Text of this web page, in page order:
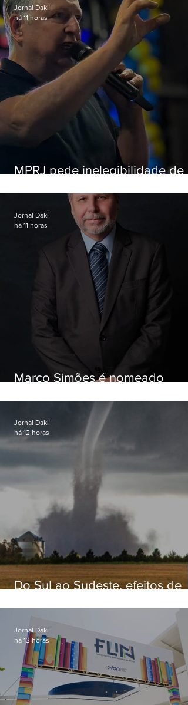
MPRJ pede inelegibilidade de
Jornal Daki
há 11 horas
Marco Simões é nomeado
Jornal Daki
há 11 horas
Do Sul ao Sudeste, efeitos de
apreensão na população
Jornal Daki
há 12 horas
Jornal Daki
há 13 horas